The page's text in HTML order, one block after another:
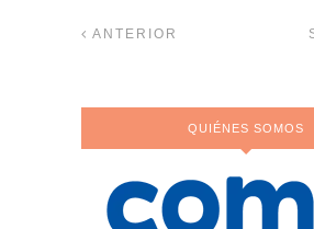
ANTERIOR
QUIÉNES SOMOS